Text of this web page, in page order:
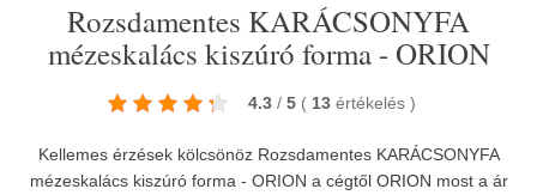
Rozsdamentes KARÁCSONYFA
mézeskalács kiszúró forma - ORION
4.3 / 5 ( 13 értékelés )
Kellemes érzések kölcsönöz Rozsdamentes KARÁCSONYFA
mézeskalács kiszúró forma - ORION a cégtől ORION most a ár